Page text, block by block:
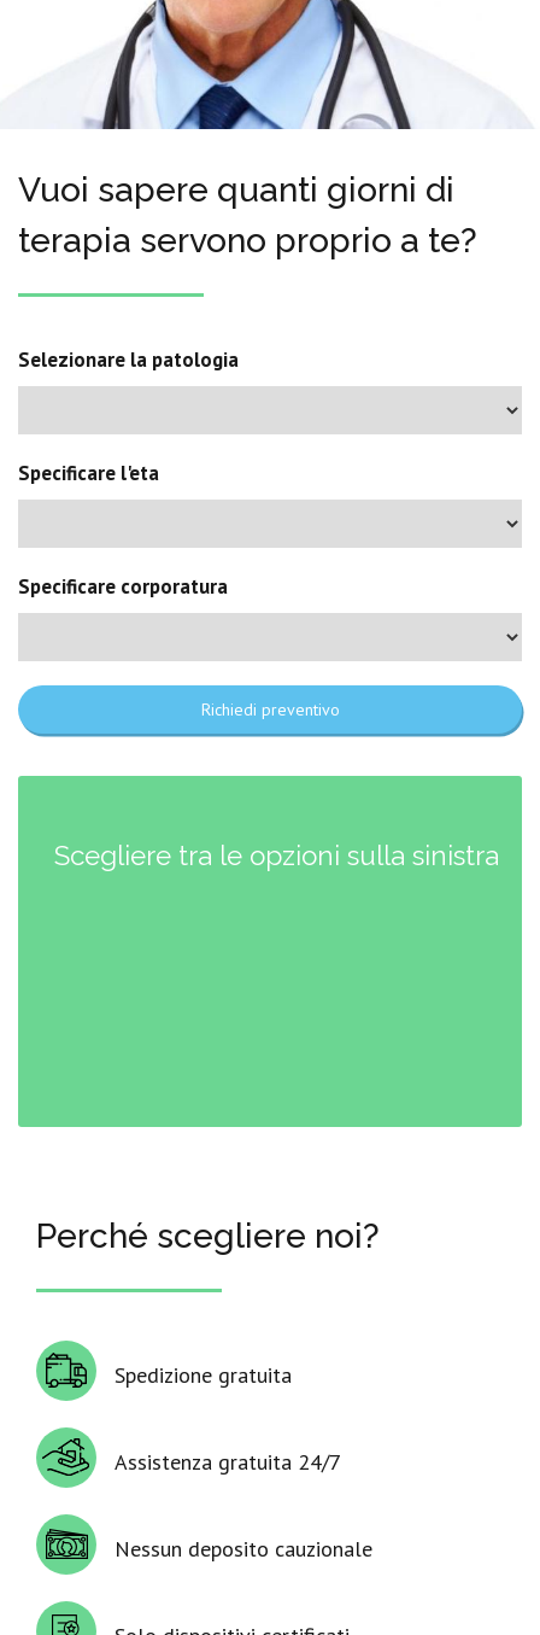
Vuoi sapere quanti giorni di
terapia servono proprio a te?
Selezionare la patologia
Specificare l'eta
Specificare corporatura
Richiedi preventivo
Scegliere tra le opzioni sulla sinistra
Perché scegliere noi?
Spedizione gratuita
Assistenza gratuita 24/7
Nessun deposito cauzionale